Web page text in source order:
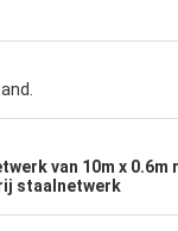
van 10m x 0.6m
staalnetwerk